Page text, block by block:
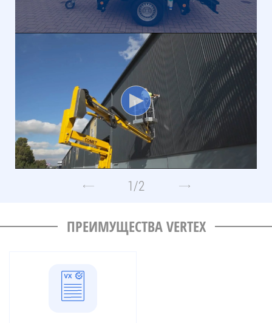
1/2
ПРЕИМУЩЕСТВА VERTEX